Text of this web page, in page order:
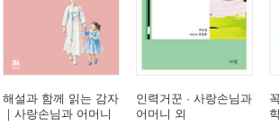
해설과 함께 읽는 감자
｜사랑손님과 어머니
인력거꾼 · 사랑손님과
어머니 외